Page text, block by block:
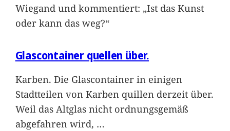
Wiegand und kommentiert: „Ist das Kunst
oder kann das weg?“
Glascontainer quellen über.
Karben. Die Glascontainer in einigen
Stadtteilen von Karben quillen derzeit über.
Weil das Altglas nicht ordnungsgemäß
abgefahren wird, …